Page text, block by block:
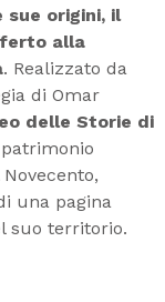
origini, il
alla
. Realizzato da
di Omar
delle Storie di
una pagina
suo territorio.